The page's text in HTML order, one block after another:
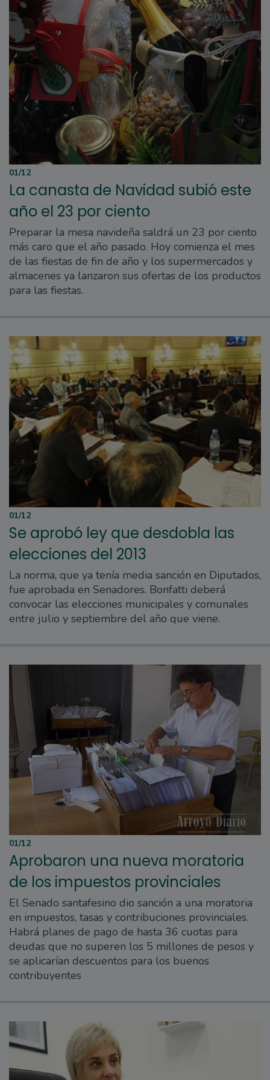
01/12
La canasta de Navidad subió este
año el 23 por ciento
Preparar la mesa navideña saldrá un 23 por ciento
más caro que el año pasado. Hoy comienza el mes
de las fiestas de fin de año y los supermercados y
almacenes ya lanzaron sus ofertas de los productos
para las fiestas.
01/12
Se aprobó ley que desdobla las
elecciones del 2013
La norma, que ya tenía media sanción en Diputados,
fue aprobada en Senadores. Bonfatti deberá
convocar las elecciones municipales y comunales
entre julio y septiembre del año que viene.
01/12
Aprobaron una nueva moratoria
de los impuestos provinciales
El Senado santafesino dio sanción a una moratoria
en impuestos, tasas y contribuciones provinciales.
Habrá planes de pago de hasta 36 cuotas para
deudas que no superen los 5 millones de pesos y
se aplicarían descuentos para los buenos
contribuyentes